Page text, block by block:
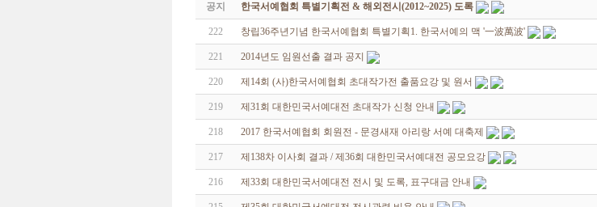
공지 한국서예협회 특별기획전 & 해외전시(2012~2025) 도록
222 창립36주년기념 한국서예협회 특별기획1. 한국서예의 맥 '一波萬波'
221 2014년도 임원선출 결과 공지
220 제14회 (사)한국서예협회 초대작가전 출품요강 및 원서
219 제31회 대한민국서예대전 초대작가 신청 안내
218 2017 한국서예협회 회원전 - 문경새재 아리랑 서예 대축제
217 제138차 이사회 결과 / 제36회 대한민국서예대전 공모요강
216 제33회 대한민국서예대전 전시 및 도록, 표구대금 안내